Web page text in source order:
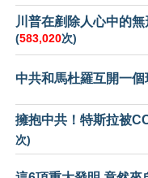
川普在剷除人心中的
(583,020次)
中共和馬杜羅互開一個
擁抱中共！特斯拉被
次)